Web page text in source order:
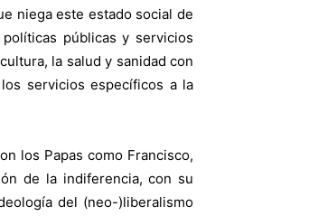
niega este estado social de
públicas y servicios
la salud y sanidad con
servicios específicos a la
los Papas como Francisco,
de la indiferencia, con su
del (neo-)liberalismo